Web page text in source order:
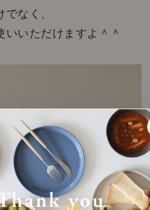
なく、
いただけますよ＾＾